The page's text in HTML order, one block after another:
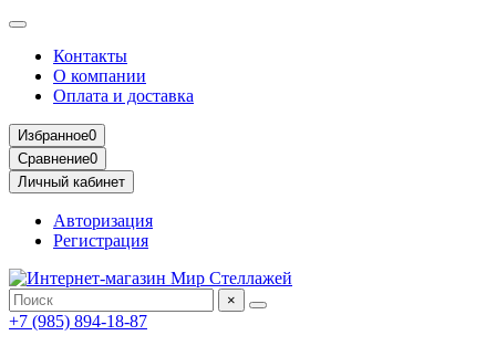
Контакты
О компании
Оплата и доставка
Избранное0
Сравнение0
Личный кабинет
Авторизация
Регистрация
×
+7 (985) 894-18-87